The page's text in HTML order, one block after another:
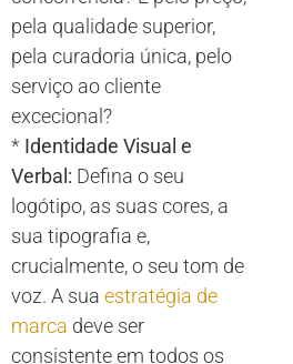
pela qualidade superior,
pela curadoria única, pelo
serviço ao cliente
excecional?
* Identidade Visual e
Verbal: Defina o seu
logótipo, as suas cores, a
sua tipografia e,
crucialmente, o seu tom de
voz. A sua estratégia de
marca deve ser
consistente em todos os